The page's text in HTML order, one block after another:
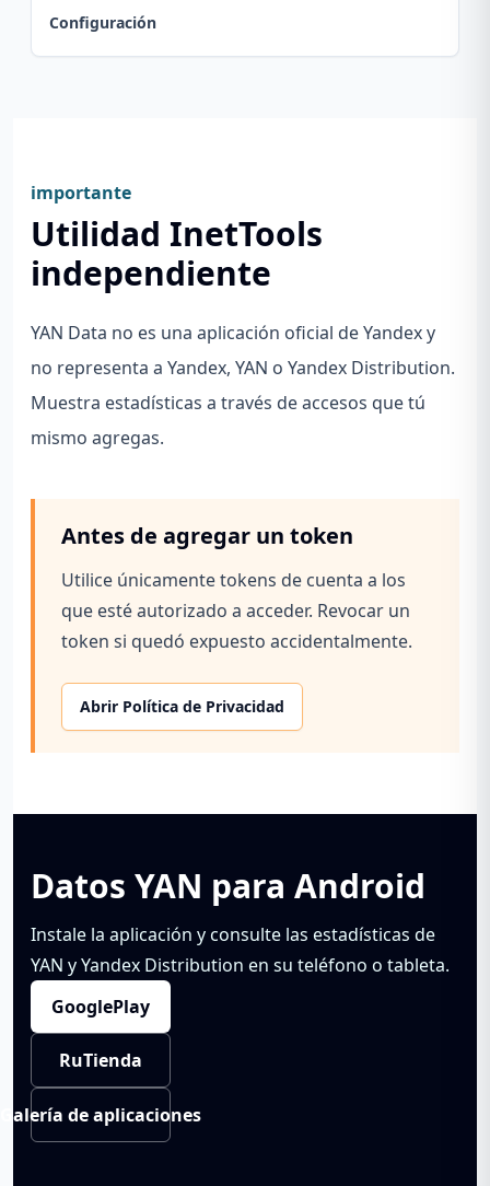
Configuración
importante
Utilidad InetTools
independiente
YAN Data no es una aplicación oficial de Yandex y
no representa a Yandex, YAN o Yandex Distribution.
Muestra estadísticas a través de accesos que tú
mismo agregas.
Antes de agregar un token
Utilice únicamente tokens de cuenta a los
que esté autorizado a acceder. Revocar un
token si quedó expuesto accidentalmente.
Abrir Política de Privacidad
Datos YAN para Android
Instale la aplicación y consulte las estadísticas de
YAN y Yandex Distribution en su teléfono o tableta.
GooglePlay
RuTienda
Galería de aplicaciones